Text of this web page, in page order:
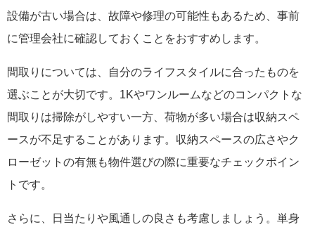
設備が古い場合は、故障や修理の可能性もあるため、事前
に管理会社に確認しておくことをおすすめします。
間取りについては、自分のライフスタイルに合ったものを
選ぶことが大切です。1Kやワンルームなどのコンパクトな
間取りは掃除がしやすい一方、荷物が多い場合は収納スペ
ースが不足することがあります。収納スペースの広さやク
ローゼットの有無も物件選びの際に重要なチェックポイン
トです。
さらに、日当たりや風通しの良さも考慮しましょう。単身